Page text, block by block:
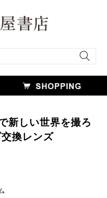
新しい世界を撮ろ
換レンズ